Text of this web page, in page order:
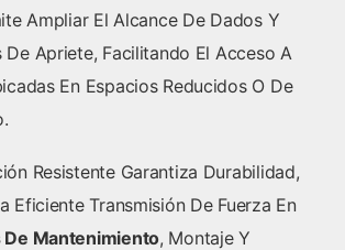
Ampliar El Alcance De Dados Y
De Apriete, Facilitando El Acceso A
En Espacios Reducidos O De
Resistente Garantiza Durabilidad,
Eficiente Transmisión De Fuerza En
Mantenimiento, Montaje Y